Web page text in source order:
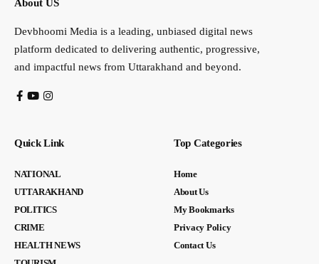
About US
Devbhoomi Media is a leading, unbiased digital news
platform dedicated to delivering authentic, progressive,
and impactful news from Uttarakhand and beyond.
Quick Link
NATIONAL
UTTARAKHAND
POLITICS
CRIME
HEALTH NEWS
Top Categories
Home
About Us
My Bookmarks
Privacy Policy
Contact Us